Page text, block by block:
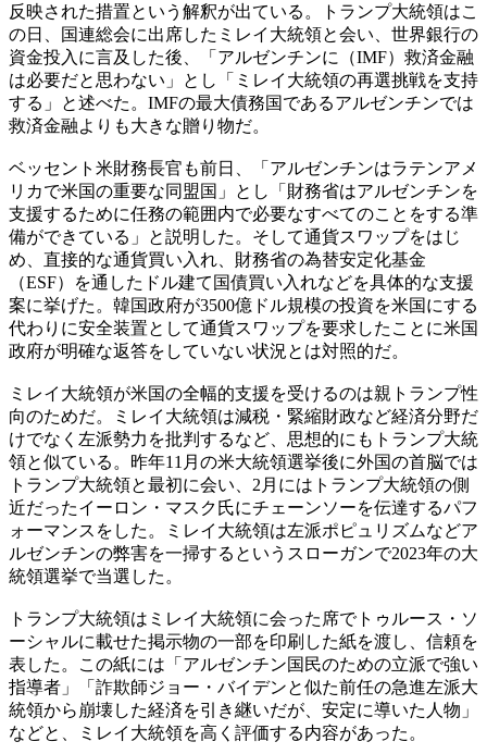
反映された措置という解釈が出ている。トランプ大統領はこ
の日、国連総会に出席したミレイ大統領と会い、世界銀行の
資金投入に言及した後、「アルゼンチンに（IMF）救済金融
は必要だと思わない」とし「ミレイ大統領の再選挑戦を支持
する」と述べた。IMFの最大債務国であるアルゼンチンでは
救済金融よりも大きな贈り物だ。
ベッセント米財務長官も前日、「アルゼンチンはラテンアメ
リカで米国の重要な同盟国」とし「財務省はアルゼンチンを
支援するために任務の範囲内で必要なすべてのことをする準
備ができている」と説明した。そして通貨スワップをはじ
め、直接的な通貨買い入れ、財務省の為替安定化基金
（ESF）を通したドル建て国債買い入れなどを具体的な支援
案に挙げた。韓国政府が3500億ドル規模の投資を米国にする
代わりに安全装置として通貨スワップを要求したことに米国
政府が明確な返答をしていない状況とは対照的だ。
ミレイ大統領が米国の全幅的支援を受けるのは親トランプ性
向のためだ。ミレイ大統領は減税・緊縮財政など経済分野だ
けでなく左派勢力を批判するなど、思想的にもトランプ大統
領と似ている。昨年11月の米大統領選挙後に外国の首脳では
トランプ大統領と最初に会い、2月にはトランプ大統領の側
近だったイーロン・マスク氏にチェーンソーを伝達するパフ
ォーマンスをした。ミレイ大統領は左派ポピュリズムなどア
ルゼンチンの弊害を一掃するというスローガンで2023年の大
統領選挙で当選した。
トランプ大統領はミレイ大統領に会った席でトゥルース・ソ
ーシャルに載せた掲示物の一部を印刷した紙を渡し、信頼を
表した。この紙には「アルゼンチン国民のための立派で強い
指導者」「詐欺師ジョー・バイデンと似た前任の急進左派大
統領から崩壊した経済を引き継いだが、安定に導いた人物」
などと、ミレイ大統領を高く評価する内容があった。